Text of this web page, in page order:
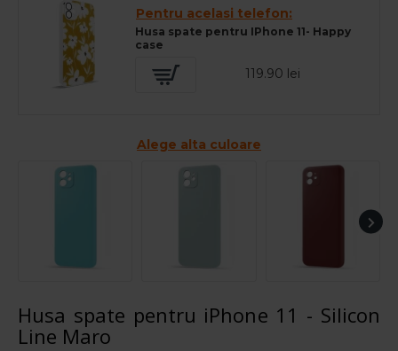
Pentru acelasi telefon:
Husa spate pentru IPhone 11- Happy
case
119.90 lei
Alege alta culoare
Husa spate pentru iPhone 11 - Silicon
Line Maro